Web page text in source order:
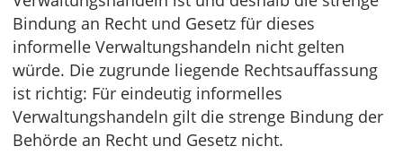
Bindung an Recht und Gesetz für dieses
informelle Verwaltungshandeln nicht gelten
würde. Die zugrunde liegende Rechtsauffassung
ist richtig: Für eindeutig informelles
Verwaltungshandeln gilt die strenge Bindung der
Behörde an Recht und Gesetz nicht.